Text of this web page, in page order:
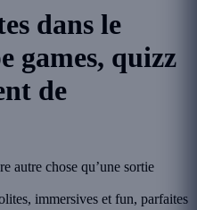
dans le
games, quizz
de
autre chose qu’une sortie
immersives et fun, parfaites